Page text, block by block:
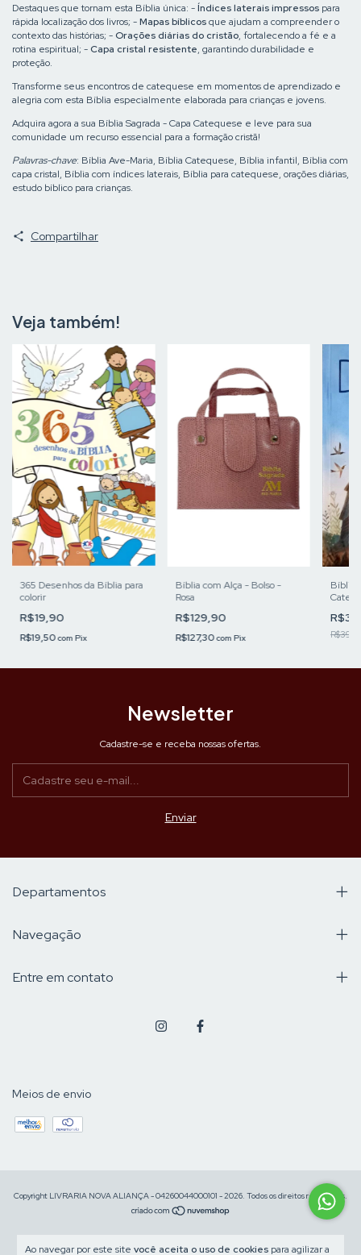
Ao navegar por este site você aceita o uso de cookies para agilizar a
Destaques que tornam esta Bíblia única: -Índices laterais impressos para
rápida localização dos livros; -Mapas bíblicosque ajudam a compreender o
contexto das histórias; - Orações diárias do cristão, fortalecendo a fé e a
rotina espiritual; - Capa cristal resistente, garantindo durabilidade e
proteção.
Transforme seus encontros de catequese em momentos de aprendizado e
alegria com esta Bíblia especialmente elaborada para crianças e jovens.
Adquira agora a sua Bíblia Sagrada - Capa Catequese e leve para sua
comunidade um recurso essencial para a formação cristã!
Palavras-chave: Bíblia Ave-Maria, Bíblia Catequese, Bíblia infantil, Bíblia com
capa cristal, Bíblia com índices laterais, Bíblia para catequese, orações diárias,
estudo bíblico para crianças.
Compartilhar
Veja também!
365 Desenhos da Bíblia para
colorir
R$19,90
R$19,50com Pix
Bíblia com Alça - Bolso -
Rosa
R$129,90
R$127,30com Pix
Bíblia
Newsletter
Cadastre-se e receba nossas ofertas.
Departamentos
Navegação
Entre em contato
Meios de envio
Copyright LIVRARIA NOVA ALIANÇA - 04260044000101 - 2026. Todos os direitos reservados.